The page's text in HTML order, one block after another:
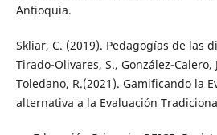
Antioquia.
Skliar, C. (2019). Pedagogías de las
Tirado-Olivares, S., González-Calero,
Toledano, R.(2021). Gamificando la
alternativa a la Evaluación